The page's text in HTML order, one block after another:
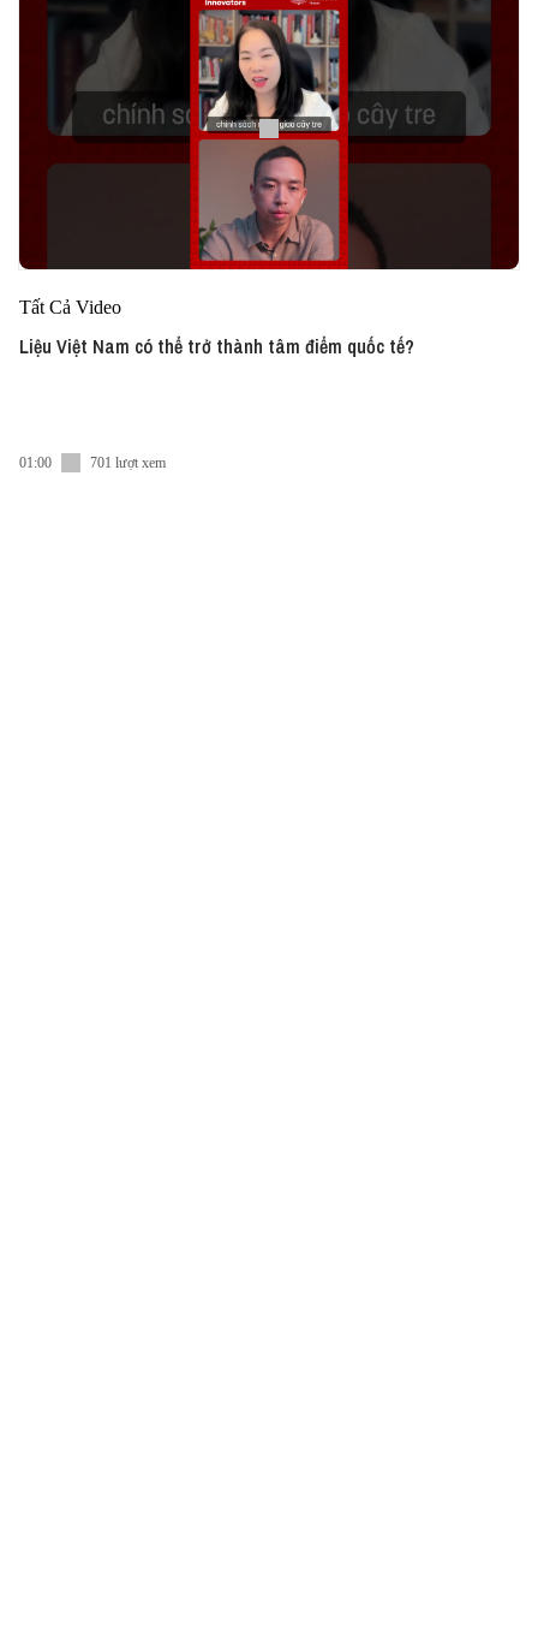
Tất Cả Video
Liệu Việt Nam có thể trở thành tâm điểm quốc tế?
01:00 701 lượt xem